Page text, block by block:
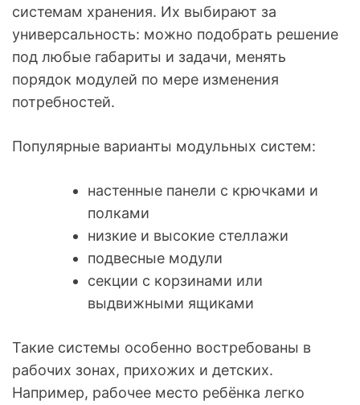
системам хранения. Их выбирают за
универсальность: можно подобрать решение
под любые габариты и задачи, менять
порядок модулей по мере изменения
потребностей.
Популярные варианты модульных систем:
настенные панели с крючками и
полками
низкие и высокие стеллажи
подвесные модули
секции с корзинами или
выдвижными ящиками
Такие системы особенно востребованы в
рабочих зонах, прихожих и детских.
Например, рабочее место ребёнка легко